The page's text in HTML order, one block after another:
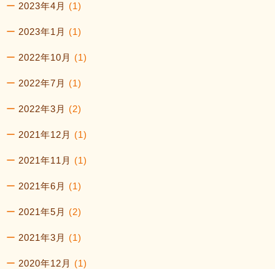
2023年4月 (1)
2023年1月 (1)
2022年10月 (1)
2022年7月 (1)
2022年3月 (2)
2021年12月 (1)
2021年11月 (1)
2021年6月 (1)
2021年5月 (2)
2021年3月 (1)
2020年12月 (1)